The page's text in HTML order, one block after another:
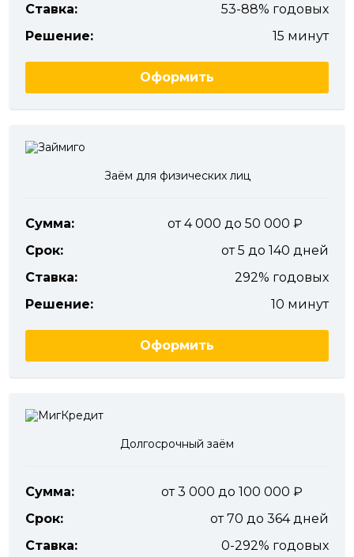
Ставка:
53-88% годовых
Решение:
15 минут
Оформить
Заём для физических лиц
Сумма:
от 4 000 до 50 000
Срок:
от 5 до 140 дней
Ставка:
292% годовых
Решение:
10 минут
Оформить
Долгосрочный заём
Сумма:
от 3 000 до 100 000
Срок:
от 70 до 364 дней
Ставка:
0-292% годовых